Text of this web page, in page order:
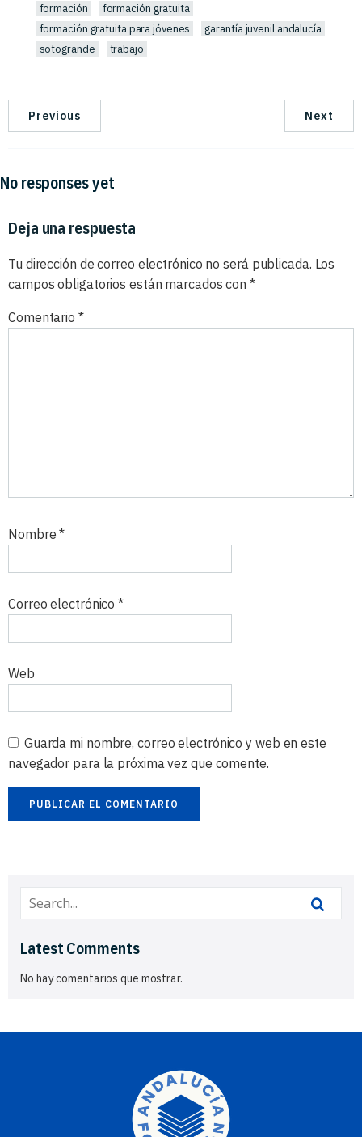
formación
formación gratuita
formación gratuita para jóvenes
garantía juvenil andalucía
sotogrande
trabajo
Previous Next
No responses yet
Deja una respuesta
Tu dirección de correo electrónico no será publicada. Los
campos obligatorios están marcados con*
Comentario *
Nombre*
Correo electrónico*
Web
Guarda mi nombre, correo electrónico y web en este
navegador para la próxima vez que comente.
Latest Comments
No hay comentarios que mostrar.